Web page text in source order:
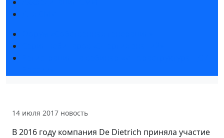
14 июля 2017 новость
В 2016 году компания De Dietrich приняла участие